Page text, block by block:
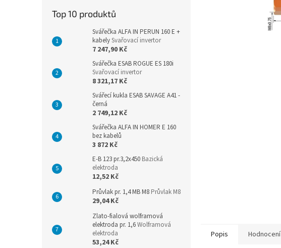
Top 10 produktů
Svářečka ALFA IN PERUN 160 E +
kabelySvařovací invertor
7 247,90 Kč
Svářečka ESAB ROGUE ES 180i
Svařovací invertor
8 321,17 Kč
Svářecí kukla ESAB SAVAGE A41 -
černá
2 749,12 Kč
Svářečka ALFA IN HOMER E 160
bez kabelů
3 872 Kč
E-B 123 pr.3,2x450 Bazická
elektroda
12,52 Kč
Průvlak pr. 1,4 MB M8 Průvlak M8
29,04 Kč
Zlato-fialová wolframová
elektroda pr. 1,6Wolframová
elektroda
53,24 Kč
Popis Hodnocení